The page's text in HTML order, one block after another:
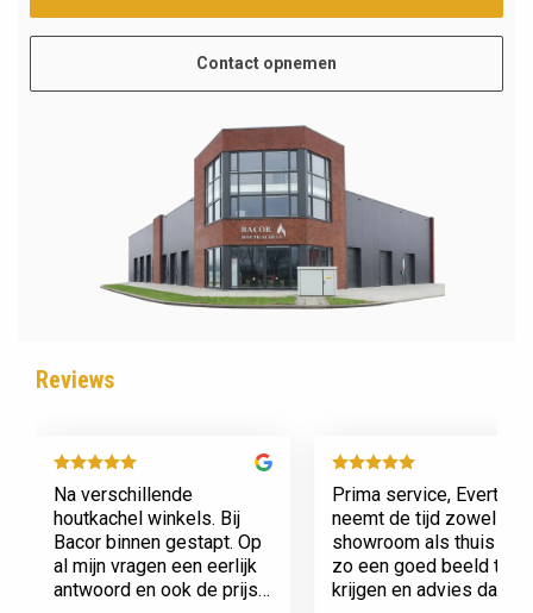
Contact opnemen
Reviews
Na verschillende
houtkachel winkels. Bij
Bacor binnen gestapt. Op
al mijn vragen een eerlijk
antwoord en ook de prijs
Prima service, Evert
neemt de tijd zowel in
showroom als thuis om
zo een goed beeld te
krijgen en advies daarop